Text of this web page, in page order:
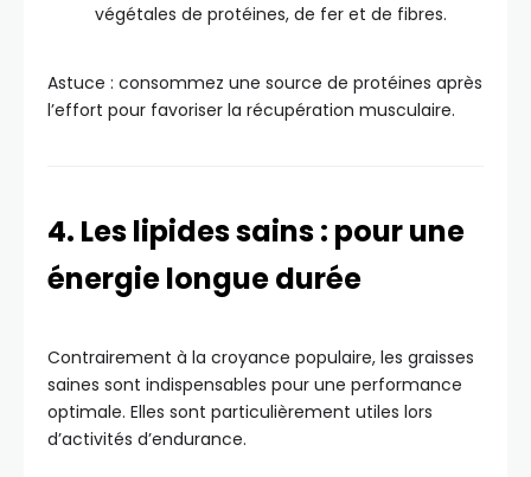
végétales de protéines, de fer et de fibres.
Astuce : consommez une source de protéines après
l’effort pour favoriser la récupération musculaire.
4. Les lipides sains : pour une
énergie longue durée
Contrairement à la croyance populaire, les graisses
saines sont indispensables pour une performance
optimale. Elles sont particulièrement utiles lors
d’activités d’endurance.